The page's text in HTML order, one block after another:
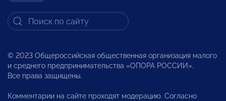
© 2023 Общероссийская общественная организация малого
и среднего предпринимательства «ОПОРА РОССИИ».
Все права защищены.
Комментарии на сайте проходят модерацию. Согласно